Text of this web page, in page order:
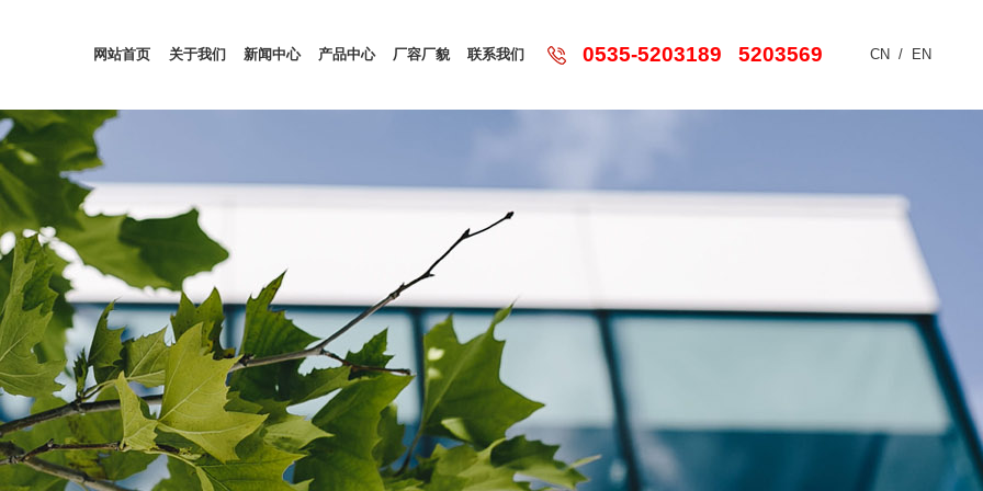
网站首页 关于我们 新闻中心 产品中心 厂容厂貌 联系我们 0535-5203189 5203569 CN / EN